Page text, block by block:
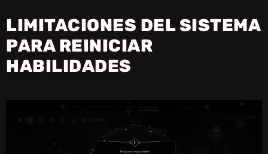
LIMITACIONES DEL SISTEMA
PARA REINICIAR
HABILIDADES